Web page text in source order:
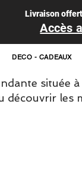
Livraison
Accès
DECO - CADEAUX
située à
découvrir les